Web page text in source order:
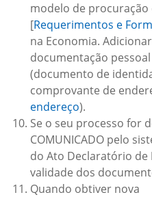
modelo de procuração
[Requerimentos e
na Economia.
documentação
(documento de
comprovante de
endereço).
Se o seu processo for
COMUNICADO pelo
do Ato Declaratório de
validade dos
Quando obtiver nova